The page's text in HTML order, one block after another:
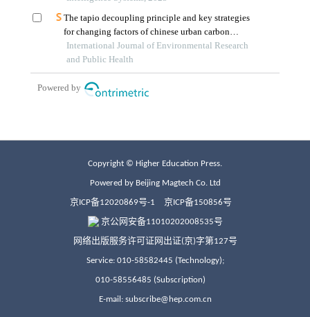
Copyright © Higher Education Press.
Powered by Beijing Magtech Co. Ltd
京ICP备12020869号-1 京ICP备150856号
京公网安备11010202008535号
网络出版服务许可证网出证(京)字第127号
Service: 010-58582445 (Technology);
010-58556485 (Subscription)
E-mail: subscribe@hep.com.cn